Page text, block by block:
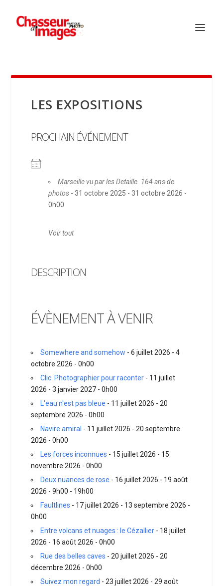
LES EXPOSITIONS
PROCHAIN ÉVÉNEMENT
Marseille vu par les Detaille. 164 ans de
photos - 31 octobre 2025 - 31 octobre 2026 -
0h00
Voir tout
DESCRIPTION
ÉVÈNEMENT À VENIR
Somewhere and somehow - 6 juillet 2026 - 4
octobre 2026 - 0h00
Clic. Photographier pour raconter - 11 juillet
2026 - 3 janvier 2027 - 0h00
L'eau n'est pas bleue - 11 juillet 2026 - 20
septembre 2026 - 0h00
Navire amiral - 11 juillet 2026 - 20 septembre
2026 - 0h00
Les forces inconnues - 15 juillet 2026 - 15
novembre 2026 - 0h00
Deux nuances de rose - 16 juillet 2026 - 19 août
2026 - 9h00 - 19h00
Faultlines - 17 juillet 2026 - 13 septembre 2026 -
0h00
Entre volcans et nuages : le Cézallier - 18 juillet
2026 - 16 août 2026 - 0h00
Rue des belles caves - 20 juillet 2026 - 20
décembre 2026 - 0h00
Suivez mon regard - 23 juillet 2026 - 29 août